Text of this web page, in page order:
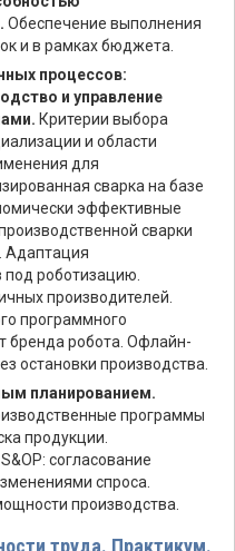
Обеспечение выполнения
и в рамках бюджета.
процессов:
и управление
Критерии выбора
и области
для
сварка на базе
эффективные
сварки
Адаптация
роботизацию.
производителей.
программного
бренда робота. Офлайн-
остановки производства.
планированием.
программы
продукции.
согласование
спроса.
производства.
труда. Практикум.